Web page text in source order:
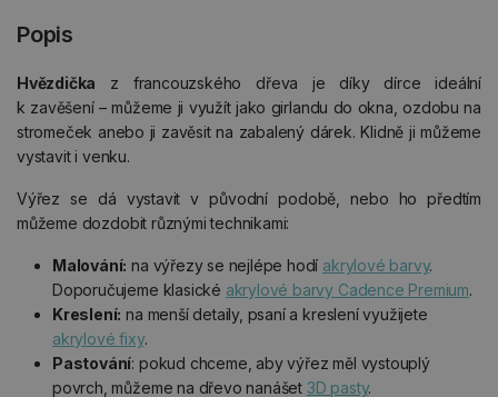
Popis
Hvězdička z francouzského dřeva je díky dírce ideální
k zavěšení – můžeme ji využít jako girlandu do okna, ozdobu na
stromeček anebo ji zavěsit na zabalený dárek. Klidně ji můžeme
vystavit i venku.
Výřez se dá vystavit v původní podobě, nebo ho předtím
můžeme dozdobit různými technikami:
Malování: na výřezy se nejlépe hodí akrylové barvy.
Doporučujeme klasické akrylové barvy Cadence Premium.
Kreslení: na menší detaily, psaní a kreslení využijete
akrylové fixy.
Pastování: pokud chceme, aby výřez měl vystouplý
povrch, můžeme na dřevo nanášet 3D pasty.